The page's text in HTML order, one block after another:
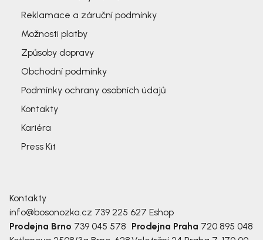
Reklamace a záruční podmínky
Možnosti platby
Způsoby dopravy
Obchodní podmínky
Podmínky ochrany osobních údajů
Kontakty
Kariéra
Press Kit
Kontakty
info@bosonozka.cz 739 225 627 Eshop
Prodejna Brno 739 045 578 Prodejna Praha 720 895 048